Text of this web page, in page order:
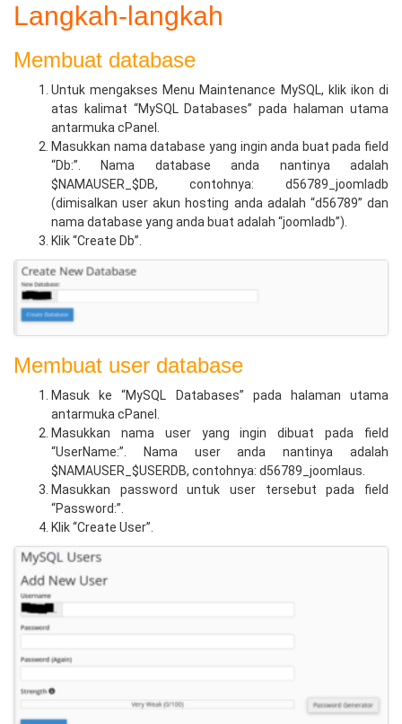
Langkah-langkah
Membuat database
Untuk mengakses Menu Maintenance MySQL, klik ikon di
atas kalimat “MySQL Databases” pada halaman utama
antarmuka cPanel.
Masukkan nama database yang ingin anda buat pada field
“Db:”. Nama database anda nantinya adalah
$NAMAUSER_$DB, contohnya: d56789_joomladb
(dimisalkan user akun hosting anda adalah “d56789” dan
nama database yang anda buat adalah “joomladb”).
Klik “Create Db”.
Membuat user database
Masuk ke “MySQL Databases” pada halaman utama
antarmuka cPanel.
Masukkan nama user yang ingin dibuat pada field
“UserName:”. Nama user anda nantinya adalah
$NAMAUSER_$USERDB, contohnya: d56789_joomlaus.
Masukkan password untuk user tersebut pada field
“Password:”.
Klik “Create User”.